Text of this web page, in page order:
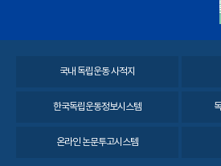
국내 독립운동 사적지
한국독립운동정보시스템
온라인 논문투고시스템